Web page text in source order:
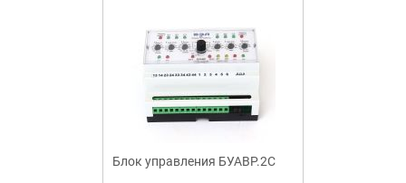
Блок управления БУАВР.2С